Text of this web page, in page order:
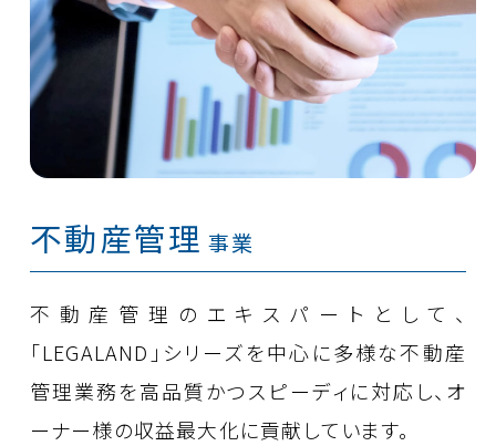
不動産管理 事業
不動産管理のエキスパートとして、
「LEGALAND」シリーズを中心に多様な不動産
管理業務を高品質かつスピーディに対応し、オ
ーナー様の収益最大化に貢献しています。